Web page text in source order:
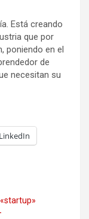
Está creando
que por
poniendo en el
de
necesitan su
LinkedIn